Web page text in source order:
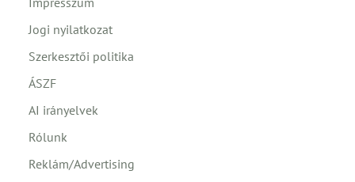
Jogi nyilatkozat
Szerkesztői politika
ÁSZF
AI irányelvek
Rólunk
Reklám/Advertising